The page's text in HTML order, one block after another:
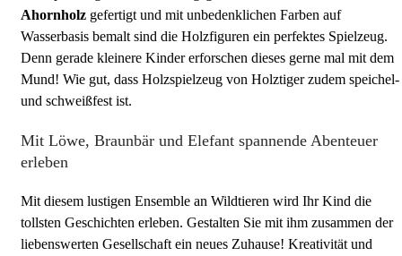
Ahornholz gefertigt und mit unbedenklichen Farben auf
Wasserbasis bemalt sind die Holzfiguren ein perfektes Spielzeug.
Denn gerade kleinere Kinder erforschen dieses gerne mal mit dem
Mund! Wie gut, dass Holzspielzeug von Holztiger zudem speichel-
und schweißfest ist.
Mit Löwe, Braunbär und Elefant spannende Abenteuer
erleben
Mit diesem lustigen Ensemble an Wildtieren wird Ihr Kind die
tollsten Geschichten erleben. Gestalten Sie mit ihm zusammen der
liebenswerten Gesellschaft ein neues Zuhause! Kreativität und